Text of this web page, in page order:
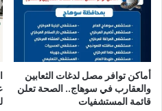
أماكن توافر مصل لدغات الثعابين
والعقارب في سوهاج.. الصحة تعلن
قائمة المستشفيات